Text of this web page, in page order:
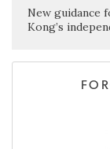
New guidance
Kong’s